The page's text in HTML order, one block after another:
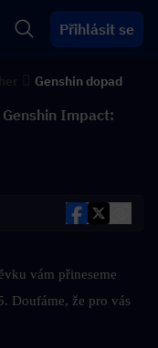
Přihlásit se
Genshin dopad
Impact:
vám přineseme
Doufáme, že pro vás